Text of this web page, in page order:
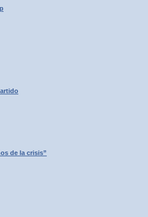
de la crisis”